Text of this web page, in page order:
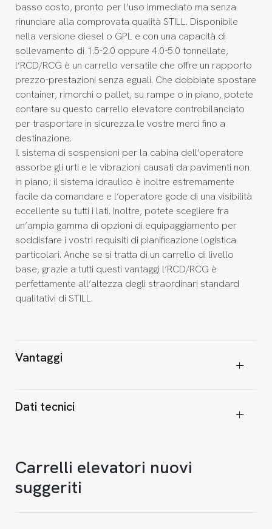
basso costo, pronto per l’uso immediato ma senza
rinunciare alla comprovata qualità STILL. Disponibile
nella versione diesel o GPL e con una capacità di
sollevamento di 1.5-2.0 oppure 4.0-5.0 tonnellate,
l’RCD/RCG è un carrello versatile che offre un rapporto
prezzo-prestazioni senza eguali. Che dobbiate spostare
container, rimorchi o pallet, su rampe o in piano, potete
contare su questo carrello elevatore controbilanciato
per trasportare in sicurezza le vostre merci fino a
destinazione.
Il sistema di sospensioni per la cabina dell’operatore
assorbe gli urti e le vibrazioni causati da pavimenti non
in piano; il sistema idraulico è inoltre estremamente
facile da comandare e l’operatore gode di una visibilità
eccellente su tutti i lati. Inoltre, potete scegliere fra
un’ampia gamma di opzioni di equipaggiamento per
soddisfare i vostri requisiti di pianificazione logistica
particolari. Anche se si tratta di un carrello di livello
base, grazie a tutti questi vantaggi l’RCD/RCG è
perfettamente all’altezza degli straordinari standard
qualitativi di STILL.
Vantaggi
Dati tecnici
Carrelli elevatori nuovi
suggeriti